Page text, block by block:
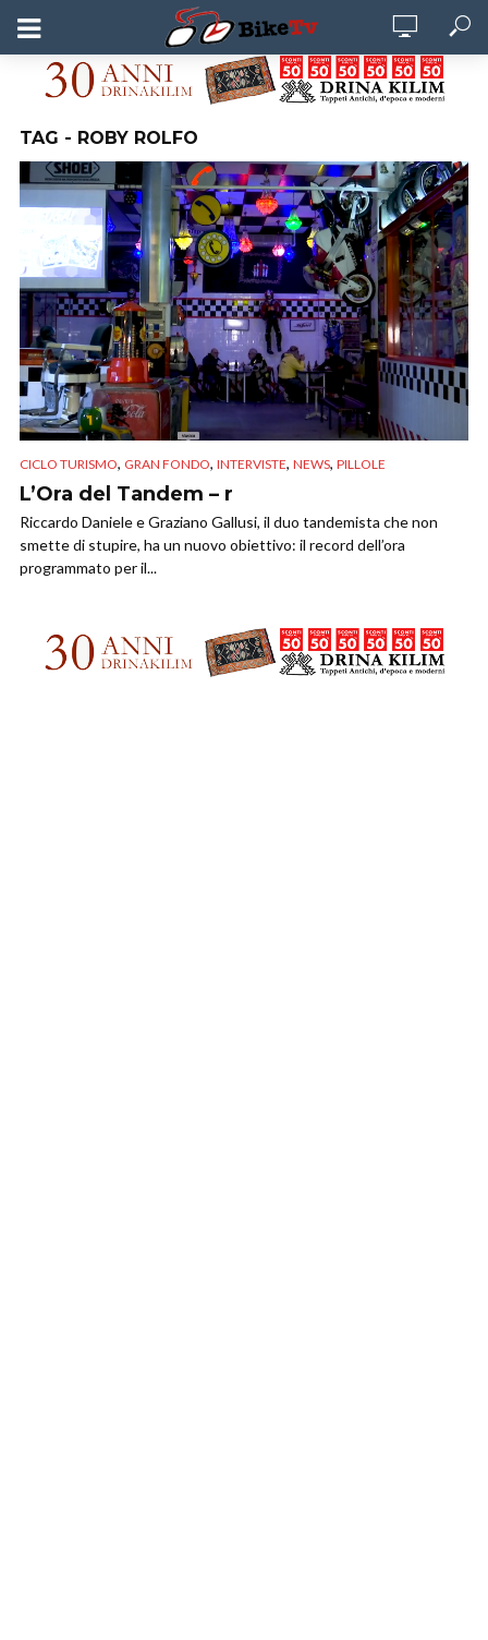
TAG - ROBY ROLFO
CICLO TURISMO, GRAN FONDO, INTERVISTE, NEWS, PILLOLE
L’Ora del Tandem – r
Riccardo Daniele e Graziano Gallusi, il duo tandemista che non
smette di stupire, ha un nuovo obiettivo: il record dell’ora
programmato per il...